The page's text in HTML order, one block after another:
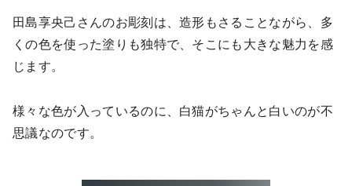
田島享央己さんのお彫刻は、造形もさることながら、多
くの色を使った塗りも独特で、そこにも大きな魅力を感
じます。
様々な色が入っているのに、白猫がちゃんと白いのが不
思議なのです。